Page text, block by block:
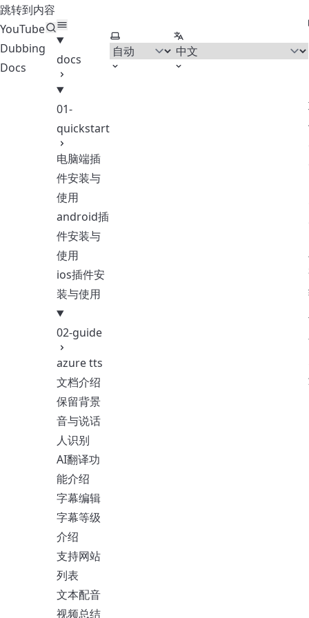
跳转到内容
YouTube
Dubbing
Docs
docs
01-
quickstart
电脑端插
件安装与
使用
android插
件安装与
使用
ios插件安
装与使用
02-guide
azure tts
文档介绍
保留背景
音与说话
人识别
AI翻译功
能介绍
字幕编辑
字幕等级
介绍
支持网站
列表
文本配音
视频总结
选择主题 选择语言